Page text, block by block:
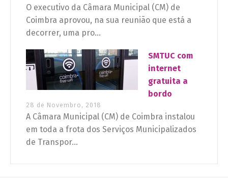
O executivo da Câmara Municipal (CM) de
Coimbra aprovou, na sua reunião que está a
decorrer, uma pro...
SMTUC com
internet
gratuita a
bordo
28 de Novembro, 2018
A Câmara Municipal (CM) de Coimbra instalou
em toda a frota dos Serviços Municipalizados
de Transpor...